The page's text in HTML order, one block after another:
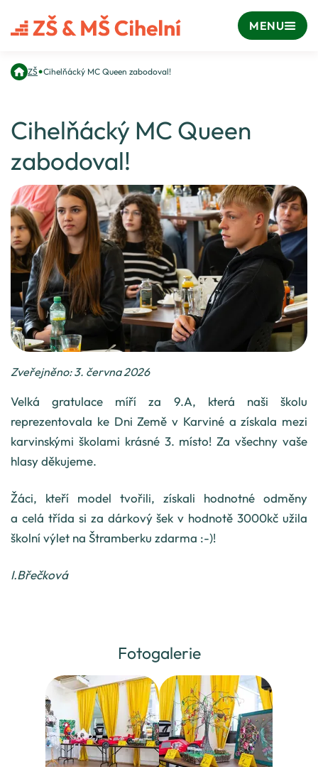
MENU
ZŠ•Cihelňácký MC Queen zabodoval!
Cihelňácký MC Queen
zabodoval!
Zveřejněno: 3. června 2026
Velká gratulace míří za 9.A, která naši školu
reprezentovala ke Dni Země v Karviné a získala mezi
karvinskými školami krásné 3. místo! Za všechny vaše
hlasy děkujeme.
Žáci, kteří model tvořili, získali hodnotné odměny
a celá třída si za dárkový šek v hodnotě 3000kč užila
školní výlet na Štramberku zdarma :-)!
I.Břečková
Fotogalerie